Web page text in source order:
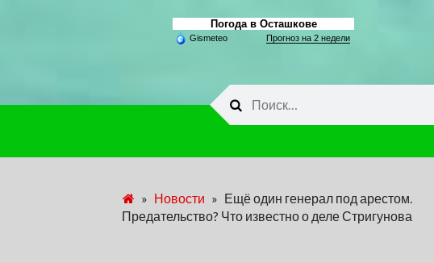
Погода в Осташкове
Gismeteo Прогноз на 2 недели
» Новости » Ещё один генерал под арестом.
Предательство? Что известно о деле Стригунова